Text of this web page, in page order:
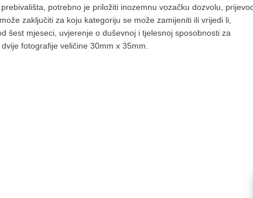
potrebno je priložiti inozemnu vozačku dozvolu,
zaključiti za koju kategoriju se može zamijeniti ili vrijedi li,
šest mjeseci, uvjerenje o duševnoj i tjelesnoj sposobnosti za
fotografije veličine 30mm x 35mm.